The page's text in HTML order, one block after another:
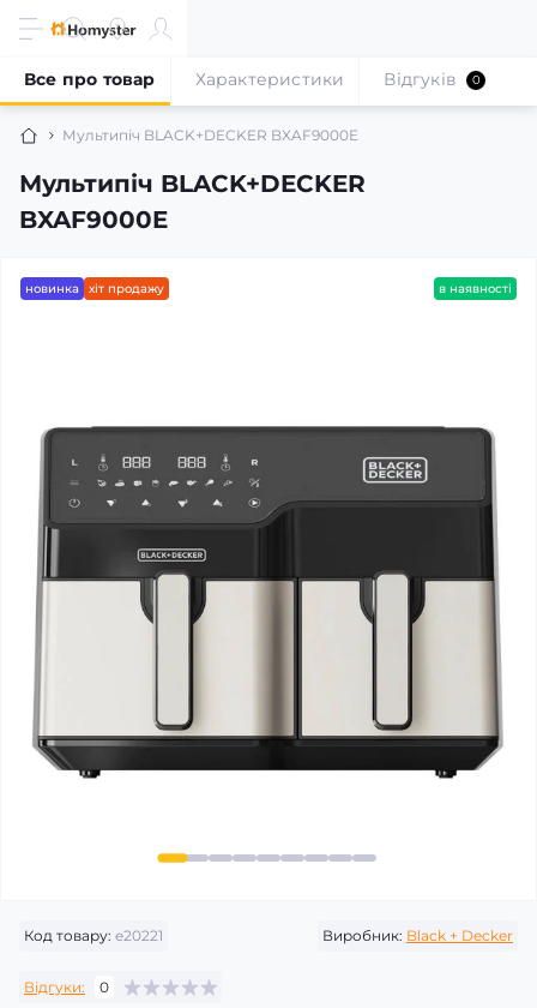
Мультипіч BLACK+DECKER BXAF9000E
Мультипіч BLACK+DECKER
BXAF9000E
Все про товар Характеристики Відгуків 0
новинка хіт продажу в наявності
Код товару: e20221 Виробник: Black + Decker
Відгуки: 0